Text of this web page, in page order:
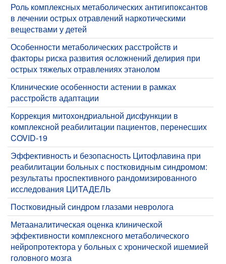
Роль комплексных метаболических антигипоксантов
в лечении острых отравлений наркотическими
веществами у детей
Особенности метаболических расстройств и
факторы риска развития осложнений делирия при
острых тяжелых отравлениях этанолом
​Клинические особенности астении в рамках
расстройств адаптации
​Коррекция митохондриальной дисфункции в
комплексной реабилитации пациентов, перенесших
COVID-19
​Эффективность и безопасность Цитофлавина при
реабилитации больных с постковидным синдромом:
результаты проспективного рандомизированного
исследования ЦИТАДЕЛЬ
​Постковидный синдром глазами невролога
​Метааналитическая оценка клинической
эффективности комплексного метаболического
нейропротектора у больных с хронической ишемией
головного мозга